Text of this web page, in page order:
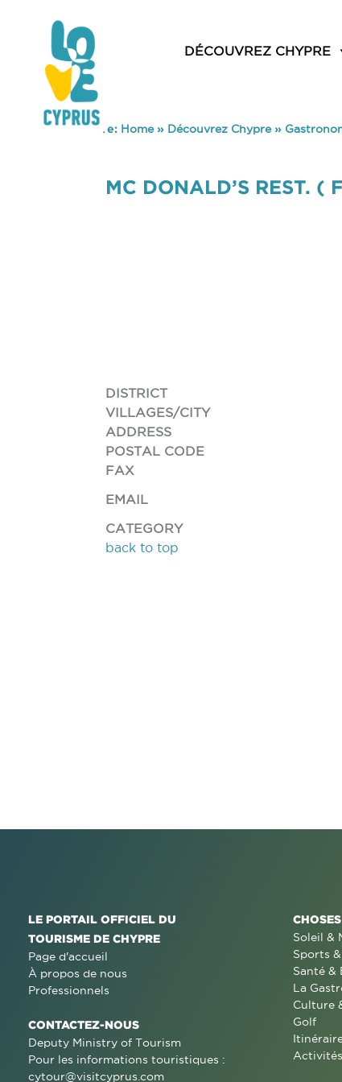
DÉCOUVREZ CHYPRE
You are here: Home» Découvrez Chypre»
MC DONALD’S REST.
DISTRICT
VILLAGES/CITY
ADDRESS
POSTAL CODE
FAX
EMAIL
CATEGORY
back to top
LE PORTAIL OFFICIEL DU
TOURISME DE CHYPRE
Page d'accueil
À propos de nous
Professionnels
CONTACTEZ-NOUS
Deputy Ministry of Tourism
Pour les informations touristiques :
cytour@visitcyprus.com
Soleil &
Sports
Santé &
La
Culture
Golf